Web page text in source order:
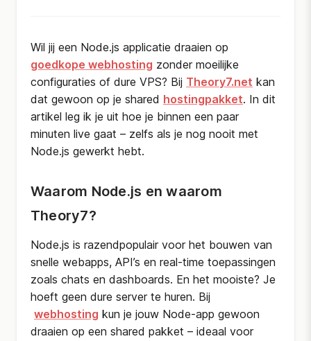
Wil jij een Node.js applicatie draaien op
goedkope webhosting zonder moeilijke
configuraties of dure VPS? Bij Theory7.net kan
dat gewoon op je shared hostingpakket. In dit
artikel leg ik je uit hoe je binnen een paar
minuten live gaat – zelfs als je nog nooit met
Node.js gewerkt hebt.
Waarom Node.js en waarom
Theory7?
Node.js is razendpopulair voor het bouwen van
snelle webapps, API’s en real-time toepassingen
zoals chats en dashboards. En het mooiste? Je
hoeft geen dure server te huren. Bij
webhosting kun je jouw Node-app gewoon
draaien op een shared pakket – ideaal voor